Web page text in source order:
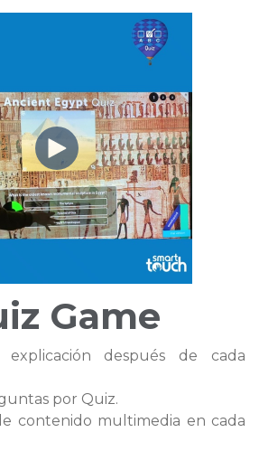
Game
explicación después de cada
por Quiz.
contenido multimedia en cada